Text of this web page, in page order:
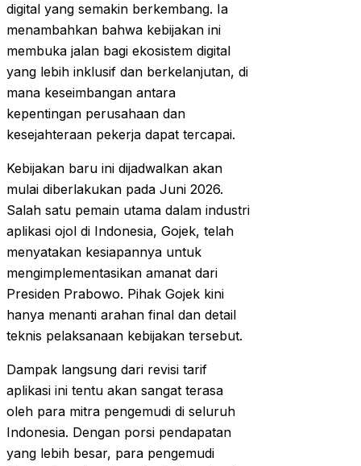
digital yang semakin berkembang. Ia
menambahkan bahwa kebijakan ini
membuka jalan bagi ekosistem digital
yang lebih inklusif dan berkelanjutan, di
mana keseimbangan antara
kepentingan perusahaan dan
kesejahteraan pekerja dapat tercapai.
Kebijakan baru ini dijadwalkan akan
mulai diberlakukan pada Juni 2026.
Salah satu pemain utama dalam industri
aplikasi ojol di Indonesia, Gojek, telah
menyatakan kesiapannya untuk
mengimplementasikan amanat dari
Presiden Prabowo. Pihak Gojek kini
hanya menanti arahan final dan detail
teknis pelaksanaan kebijakan tersebut.
Dampak langsung dari revisi tarif
aplikasi ini tentu akan sangat terasa
oleh para mitra pengemudi di seluruh
Indonesia. Dengan porsi pendapatan
yang lebih besar, para pengemudi